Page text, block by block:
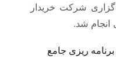
گزاری شرکت خریدار
انجام شد.
ریزی جامع